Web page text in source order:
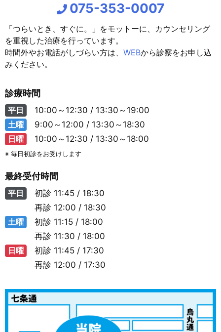
075-353-0007
「つらいとき、すぐに。」をモットーに、カウンセリング
を重視した治療を行っています。
時間外やお電話がしづらい方は、 WEBから診察をお申し込
みください。
診療時間
平日
10:00～12:30 / 13:30～19:00
土曜
9:00～12:00 / 13:30～18:30
日曜
10:00～12:30 / 13:30～18:00
※ 毎日初診をお受けします
最終受付時間
平日 初診 11:45 / 18:30
再診 12:00 / 18:30
土曜
初診 11:15 / 18:00
再診 11:30 / 18:00
日曜
初診 11:45 / 17:30
再診 12:00 / 17:30